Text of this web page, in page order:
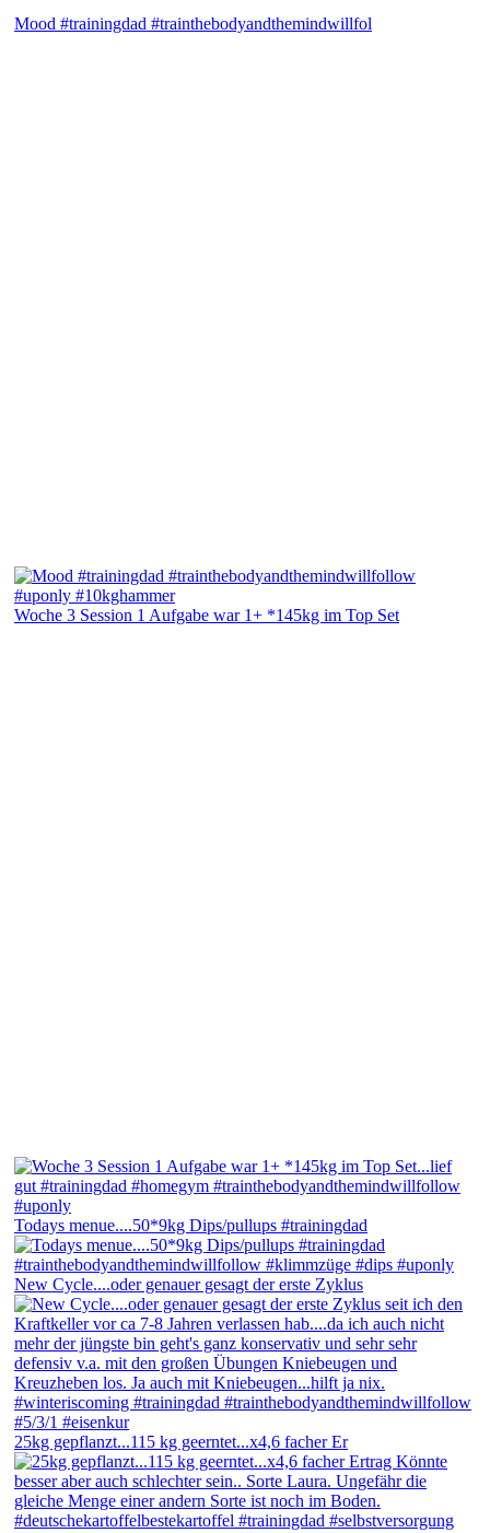
Mood #trainingdad #trainthebodyandthemindwillfol
Woche 3 Session 1 Aufgabe war 1+ *145kg im Top Set
Todays menue....50*9kg Dips/pullups #trainingdad
New Cycle....oder genauer gesagt der erste Zyklus
25kg gepflanzt...115 kg geerntet...x4,6 facher Er